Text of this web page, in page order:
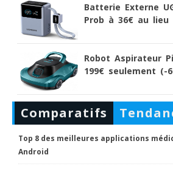
Batterie Externe
Prob à 36€ au lieu
Robot Aspirateur
199€ seulement (-
Comparatifs
Top 8 des meilleures applications
Android